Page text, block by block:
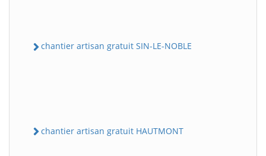
chantier artisan gratuit SIN-LE-NOBLE
chantier artisan gratuit HAUTMONT